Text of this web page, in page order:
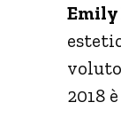
2018